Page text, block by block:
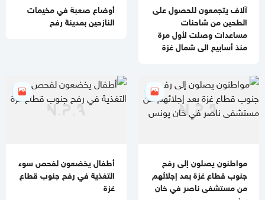
آلاف يتجمعون للحصول على
الطحين من شاحنات
مساعدات وصلت لأول مرة
منذ أسابيع الى شمال غزة
أوضاع صعبة في مخيمات
النازحين بمدينة رفح
مواطنون يصلون إلى رفح
جنوب قطاع غزة بعد إجلائهم
من مستشفى ناصر في خان
أطفال يخضعون لفحص سوء
التغذية في رفح جنوب قطاع
غزة